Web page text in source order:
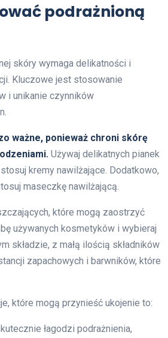
podrażnioną
skóry wymaga delikatności i
Kluczowe jest stosowanie
i unikanie czynników
ważne, ponieważ chroni skórę
Używaj delikatnych pianek
kremy nawilżające. Dodatkowo,
maseczkę nawilżającą.
które mogą zaostrzyć
używanych kosmetyków i wybieraj
składzie, z małą ilością składników
zapachowych i barwników, które
które mogą przynieść ukojenie to:
łagodzi podrażnienia,